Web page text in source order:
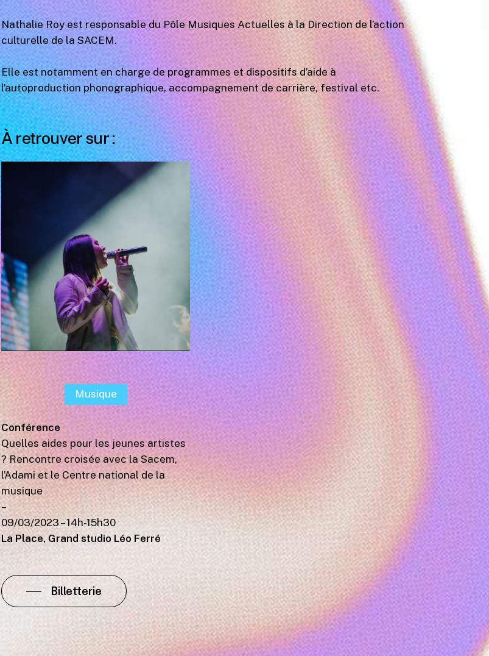
Nathalie Roy est responsable du Pôle Musiques Actuelles à la Direction de l’action
culturelle de la SACEM.
Elle est notamment en charge de programmes et dispositifs d’aide à
l’autoproduction phonographique, accompagnement de carrière, festival etc.
À retrouver sur :
Musique
Conférence
Quelles aides pour les jeunes artistes
? Rencontre croisée avec la Sacem,
l’Adami et le Centre national de la
musique
–
09/03/2023 – 14h-15h30
La Place, Grand studio Léo Ferré
Billetterie